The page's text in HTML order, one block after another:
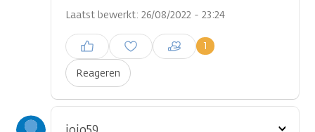
Laatst bewerkt: 26/08/2022 - 23:24
Reageren
1
Inloggen om een reactie te
plaatsen
Toon